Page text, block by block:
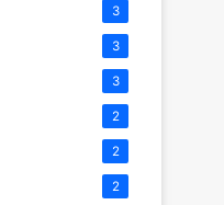
3
3
3
2
2
2